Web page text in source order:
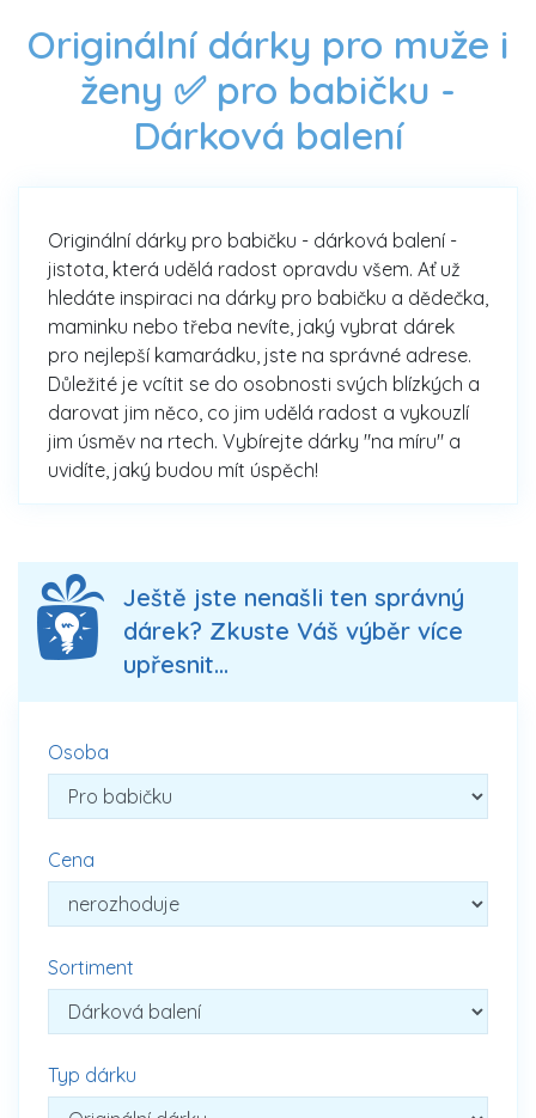
Originální dárky pro muže i
ženy ✅ pro babičku -
Dárková balení
Originální dárky pro babičku - dárková balení -
jistota, která udělá radost opravdu všem. Ať už
hledáte inspiraci na dárky pro babičku a dědečka,
maminku nebo třeba nevíte, jaký vybrat dárek
pro nejlepší kamarádku, jste na správné adrese.
Důležité je vcítit se do osobnosti svých blízkých a
darovat jim něco, co jim udělá radost a vykouzlí
jim úsměv na rtech. Vybírejte dárky "na míru" a
uvidíte, jaký budou mít úspěch!
Ještě jste nenašli ten správný
dárek? Zkuste Váš výběr více
upřesnit...
Osoba
Cena
Sortiment
Typ dárku